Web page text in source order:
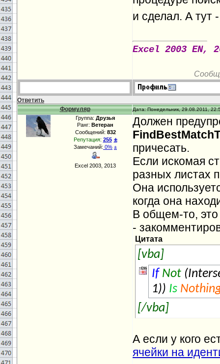
и сделал. А тут
Excel 2003 EN,
Ответить
Формуляр
Дата: Понедельник, 29.08.2011,
Группа: Друзья
Ранг: Ветеран
Сообщений: 832
Репутация: 255 ±
Замечаний: 0% ±
Excel 2003, 2013
Должен
причесать.
Если искомая
разных листах
Она
когда она
В общем-то, это
-
Цитата
[vba]
If Not
1)) Is
[/vba]
А если у кого
ячейки на